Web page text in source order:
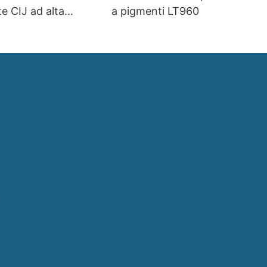
CIJ ad alta
a pigmenti LT960